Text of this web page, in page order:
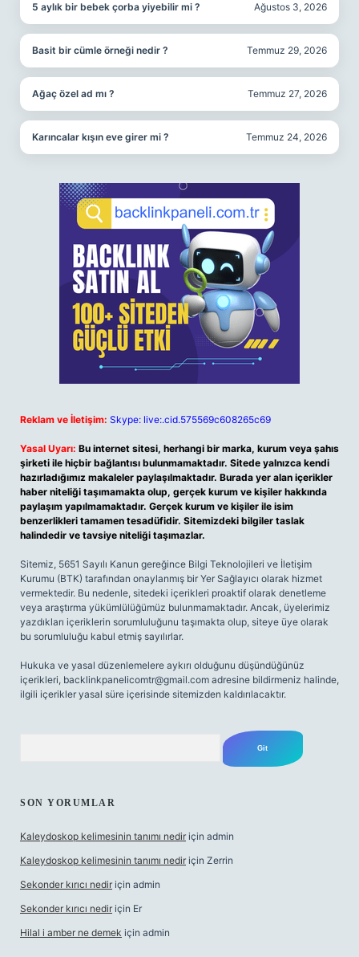
5 aylık bir bebek çorba yiyebilir mi ? Ağustos 3, 2026
Basit bir cümle örneği nedir ? Temmuz 29, 2026
Ağaç özel ad mı ? Temmuz 27, 2026
Karıncalar kışın eve girer mi ? Temmuz 24, 2026
Reklam ve İletişim: Skype: live:.cid.575569c608265c69
Yasal Uyarı: Bu internet sitesi, herhangi bir marka, kurum veya şahıs
şirketi ile hiçbir bağlantısı bulunmamaktadır. Sitede yalnızca kendi
hazırladığımız makaleler paylaşılmaktadır. Burada yer alan içerikler
haber niteliği taşımamakta olup, gerçek kurum ve kişiler hakkında
paylaşım yapılmamaktadır. Gerçek kurum ve kişiler ile isim
benzerlikleri tamamen tesadüfidir. Sitemizdeki bilgiler taslak
halindedir ve tavsiye niteliği taşımazlar.
Sitemiz, 5651 Sayılı Kanun gereğince Bilgi Teknolojileri ve İletişim
Kurumu (BTK) tarafından onaylanmış bir Yer Sağlayıcı olarak hizmet
vermektedir. Bu nedenle, sitedeki içerikleri proaktif olarak denetleme
veya araştırma yükümlülüğümüz bulunmamaktadır. Ancak, üyelerimiz
yazdıkları içeriklerin sorumluluğunu taşımakta olup, siteye üye olarak
bu sorumluluğu kabul etmiş sayılırlar.
Hukuka ve yasal düzenlemelere aykırı olduğunu düşündüğünüz
içerikleri, backlinkpanelicomtr@gmail.com adresine bildirmeniz halinde,
ilgili içerikler yasal süre içerisinde sitemizden kaldırılacaktır.
SON YORUMLAR
Kaleydoskop kelimesinin tanımı nedir için admin
Kaleydoskop kelimesinin tanımı nedir için Zerrin
Sekonder kırıcı nedir için admin
Sekonder kırıcı nedir için Er
Hilal i amber ne demek için admin